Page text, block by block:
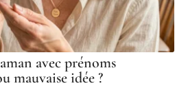
avec prénoms
mauvaise idée ?